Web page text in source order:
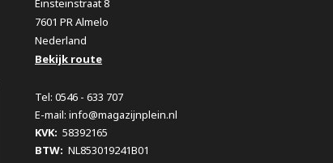
Einsteinstraat 8
7601 PR Almelo
Nederland
Bekijk route
Tel: 0546 - 633 707
E-mail: info@magazijnplein.nl
KVK: 58392165
BTW: NL853019241B01